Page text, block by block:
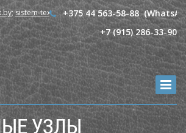
+375 44 563-58-88
+7 (915) 286-33-90
;sistem-tex@mail.ru
УЗЛЫ